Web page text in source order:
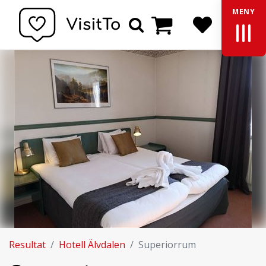
MENY
SökVarukorg
Resultat Hotell Älvdalen Superiorrum